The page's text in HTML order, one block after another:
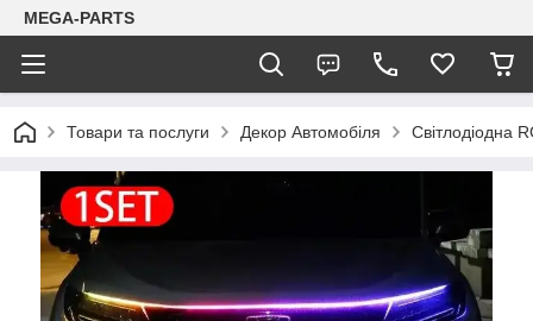
MEGA-PARTS
Товари та послуги Декор Автомобіля Світлодіодна